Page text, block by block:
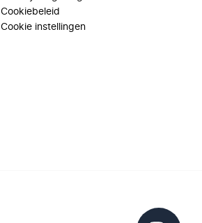
Cookiebeleid
Cookie instellingen